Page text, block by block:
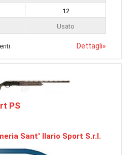
12
Usato
Dettagli»
PS
Sant' Ilario Sport S.r.l.